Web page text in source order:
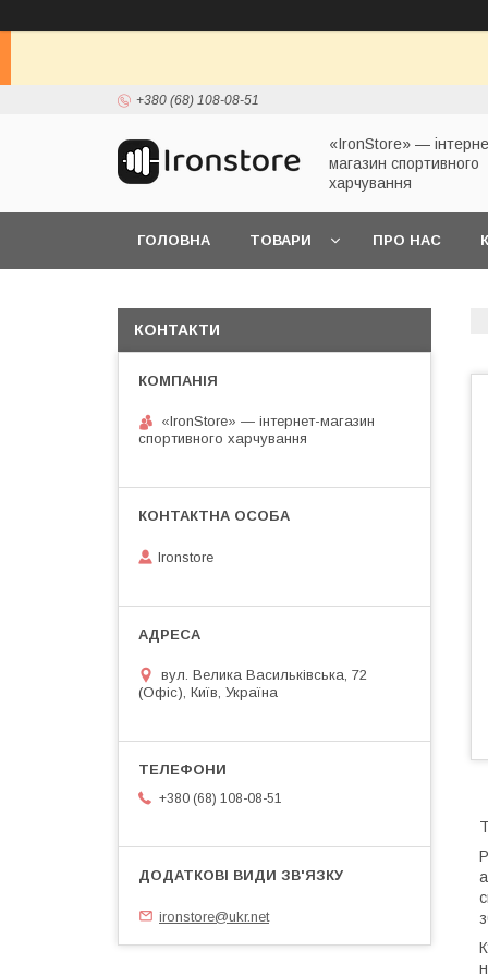
+380 (68) 108-08-51
«IronStore» —
магазин спортивного
харчування
ГОЛОВНА ТОВАРИ ПРО НАС
КОНТАКТИ
«IronStore» — інтернет-магазин
спортивного харчування
Ironstore
вул. Велика Васильківська, 72
(Офіс), Київ, Україна
+380 (68) 108-08-51
ironstore@ukr.net